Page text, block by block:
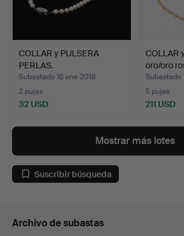
COLLAR y PULSERA
PERLAS.
Subastado 16 ene 2018
2 pujas
32 USD
COLLAR
oro/oro
Subastado
5 pujas
211 USD
Mostrar más lotes
Suscribir búsqueda
Archivo de subastas